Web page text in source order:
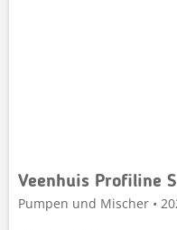
Veenhuis Profiline
Pumpen und Mischer •